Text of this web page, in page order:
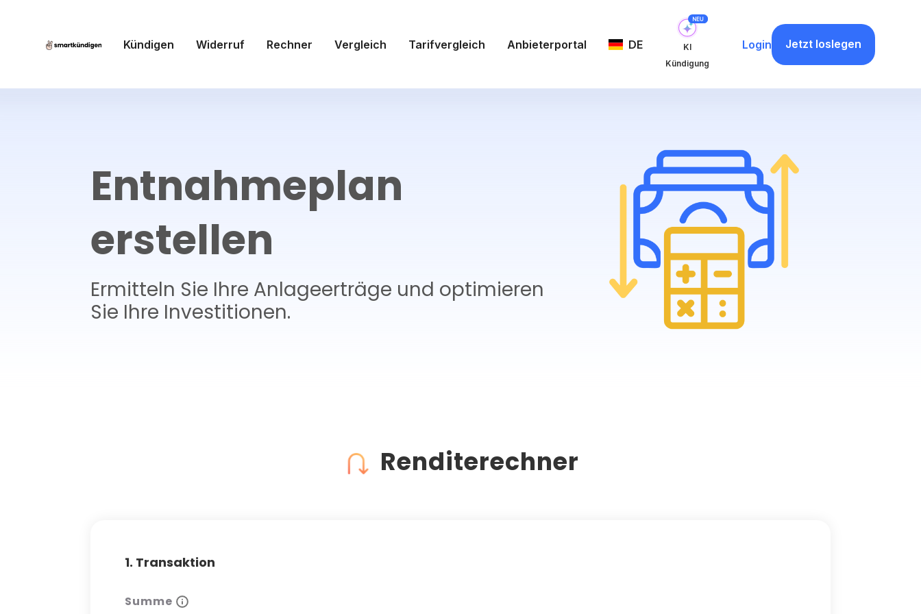
Kündigen Widerruf Rechner Vergleich Tarifvergleich Anbieterportal DE
KI
Kündigung
Login Jetzt loslegen
Entnahmeplan
erstellen
Ermitteln Sie Ihre Anlageerträge und optimieren
Sie Ihre Investitionen.
Renditerechner
1. Transaktion
Summe